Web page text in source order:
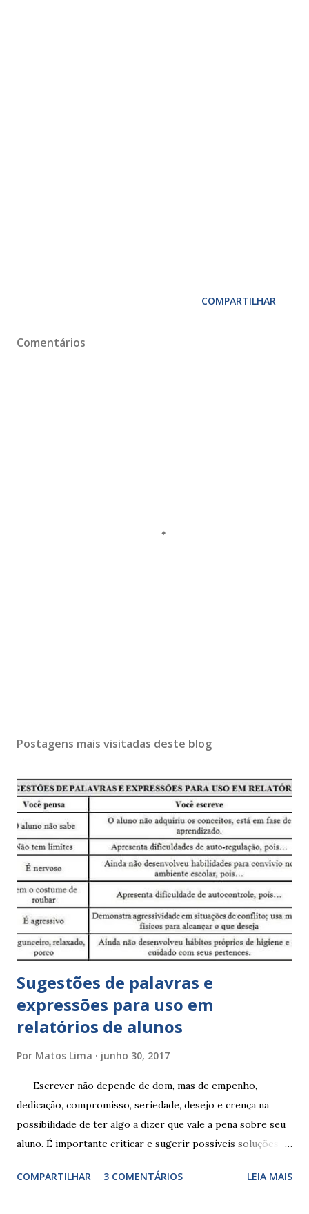
COMPARTILHAR
Comentários
Postagens mais visitadas deste blog
Sugestões de palavras e
expressões para uso em
relatórios de alunos
Por Matos Lima junho 30, 2017
Escrever não depende de dom, mas de empenho,
dedicação, compromisso, seriedade, desejo e crença na
possibilidade de ter algo a dizer que vale a pena sobre seu
aluno. É importante criticar e sugerir possíveis soluções.
exercitação. E encontrar a melhor maneira de expressar o
COMPARTILHAR 3 COMENTÁRIOS LEIA MAIS